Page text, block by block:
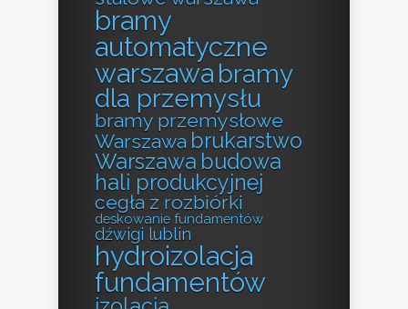
bramy
automatyczne
warszawa bramy
dla przemysłu
bramy przemysłowe
Warszawa brukarstwo
Warszawa budowa
hali produkcyjnej
cegła z rozbiórki
deskowanie fundamentów
dźwigi lublin
hydroizolacja
fundamentów